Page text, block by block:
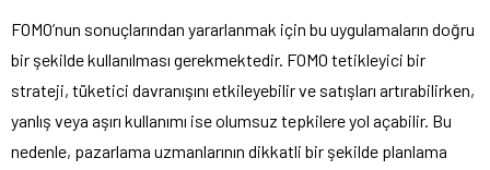
FOMO’nun sonuçlarından yararlanmak için bu uygulamaların doğru
bir şekilde kullanılması gerekmektedir. FOMO tetikleyici bir
strateji, tüketici davranışını etkileyebilir ve satışları artırabilirken,
yanlış veya aşırı kullanımı ise olumsuz tepkilere yol açabilir. Bu
nedenle, pazarlama uzmanlarının dikkatli bir şekilde planlama